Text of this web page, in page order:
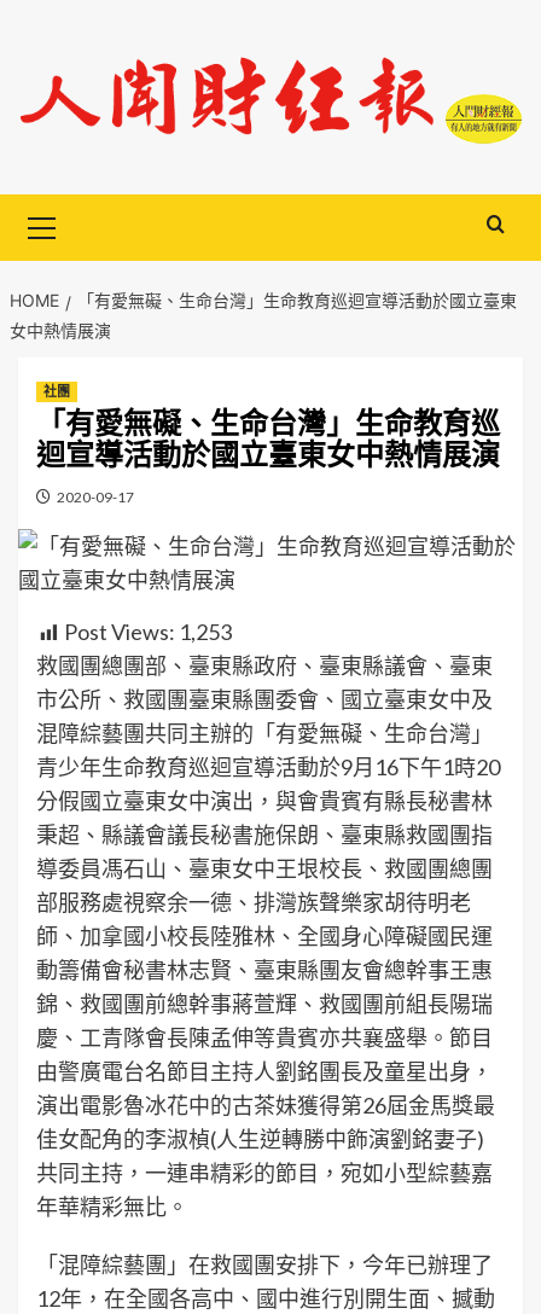
content
Menu
HOME
「有愛無礙、生命台灣」生命教育巡迴宣導活動於國立臺東
女中熱情展演
社團
「有愛無礙、生命台灣」生命教育巡
迴宣導活動於國立臺東女中熱情展演
2020-09-17
Post Views: 1,253
救國團總團部、臺東縣政府、臺東縣議會、臺東
市公所、救國團臺東縣團委會、國立臺東女中及
混障綜藝團共同主辦的「有愛無礙、生命台灣」
青少年生命教育巡迴宣導活動於9月16下午1時20
分假國立臺東女中演出，與會貴賓有縣長秘書林
秉超、縣議會議長秘書施保朗、臺東縣救國團指
導委員馮石山、臺東女中王垠校長、救國團總團
部服務處視察余一德、排灣族聲樂家胡待明老
師、加拿國小校長陸雅林、全國身心障礙國民運
動籌備會秘書林志賢、臺東縣團友會總幹事王惠
錦、救國團前總幹事蔣萱輝、救國團前組長陽瑞
慶、工青隊會長陳孟伸等貴賓亦共襄盛舉。節目
由警廣電台名節目主持人劉銘團長及童星出身，
演出電影魯冰花中的古茶妹獲得第26屆金馬獎最
佳女配角的李淑楨(人生逆轉勝中飾演劉銘妻子)
共同主持，一連串精彩的節目，宛如小型綜藝嘉
年華精彩無比。
「混障綜藝團」在救國團安排下，今年已辦理了
12年，在全國各高中、國中進行別開生面、撼動